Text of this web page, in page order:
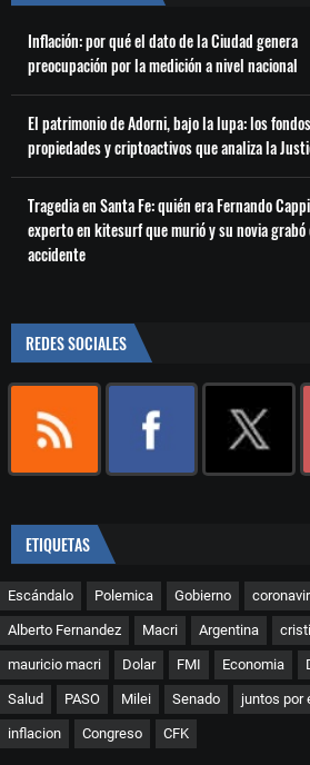
Inflación: por qué el dato de la Ciudad genera
preocupación por la medición a nivel nacional
El patrimonio de Adorni, bajo la lupa: los
propiedades y criptoactivos que analiza la
Tragedia en Santa Fe: quién era Fernando
experto en kitesurf que murió y su novia grabó
accidente
REDES SOCIALES
ETIQUETAS
Escándalo Polemica Gobierno
Alberto Fernandez Macri Argentina
mauricio macri Dolar FMI Economia
Salud PASO Milei Senado juntos por
inflacion Congreso CFK